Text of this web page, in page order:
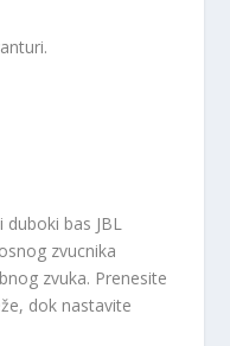
duboki bas JBL
zvucnika
zvuka. Prenesite
dok nastavite